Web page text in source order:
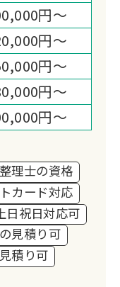
円～
円～
円～
円～
円～
理士の資格
カード対応
日祝日対応可
見積り可
積り可